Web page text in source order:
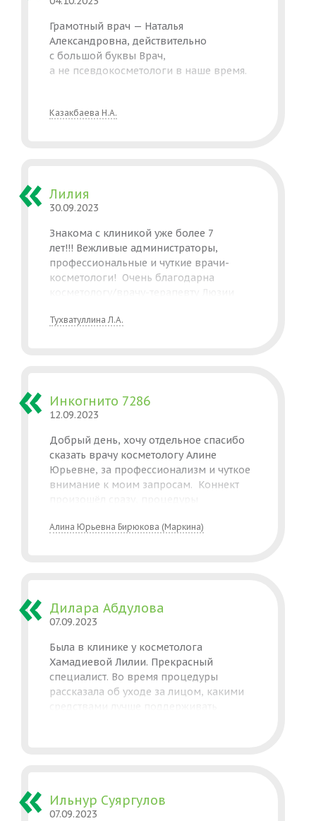
Грамотный врач — Наталья
Александровна, действительно
с большой буквы Врач,
а не псевдокосметологи в наше время.
Казакбаева Н.А.
Лилия
30.09.2023
Знакома с клиникой уже более 7
лет!!! Вежливые администраторы,
профессиональные и чуткие врачи-
косметологи! Очень благодарна
косметологу/врачу-терапевту Люзии
меня и дочери, и рекомендацию только
К вам хочется возвращаться!
Тухватуллина Л.А.
Инкогнито 7286
12.09.2023
Добрый день, хочу отдельное спасибо
сказать врачу косметологу Алине
Юрьевне, за профессионализм и чуткое
внимание к моим запросам. Коннект
всё отлично, однозначно рекомендую!
Алина Юрьевна Бирюкова (Маркина)
Дилара Абдулова
07.09.2023
Была в клинике у косметолога
Хамадиевой Лилии. Прекрасный
специалист. Во время процедуры
рассказала об уходе за лицом, какими
Ильнур Суяргулов
07.09.2023